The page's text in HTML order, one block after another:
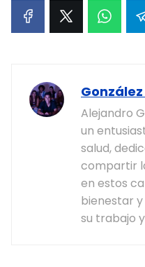
Alejandro
un
salud,
compartir
en estos
bienestar
su trabajo